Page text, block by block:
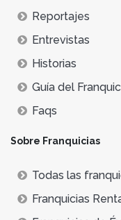
Reportajes
Entrevistas
Historias
Guía del
Faqs
Sobre Franquicias
Todas las
Franquicias